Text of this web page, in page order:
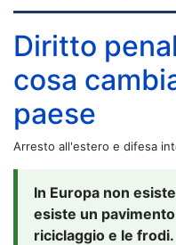
Diritto
cosa
paese
Arresto all'estero e difesa
In Europa non
esiste un
riciclaggio e le